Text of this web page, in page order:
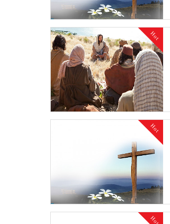
Hot
Hot
Hot